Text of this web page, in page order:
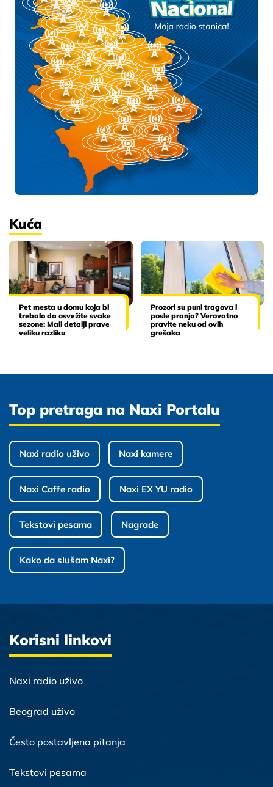
Kuća
Pet mesta u domu koja bi
trebalo da osvežite svake
sezone: Mali detalji prave
veliku razliku
Prozori su puni tragova i
posle pranja? Verovatno
pravite neku od ovih
grešaka
Top pretraga na Naxi Portalu
Naxi radio uživo Naxi kamere
Naxi Caffe radio Naxi EX YU radio
Tekstovi pesama Nagrade
Kako da slušam Naxi?
Korisni linkovi
Naxi radio uživo
Beograd uživo
Često postavljena pitanja
Tekstovi pesama